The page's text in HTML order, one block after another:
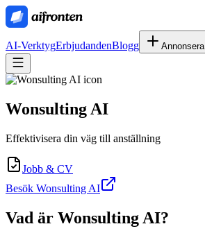
AI-VerktygErbjudandenBlogg Annonsera
Wonsulting AI
Effektivisera din väg till anställning
Jobb & CV
Besök Wonsulting AI
Vad är Wonsulting AI?